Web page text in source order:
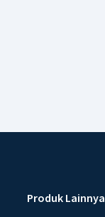
Produk Lainnya